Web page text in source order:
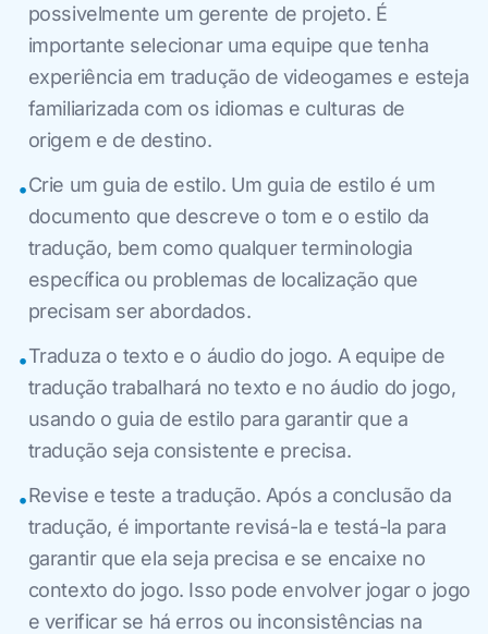
possivelmente um gerente de projeto. É
importante selecionar uma equipe que tenha
experiência em tradução de videogames e esteja
familiarizada com os idiomas e culturas de
origem e de destino.
•Crie um guia de estilo. Um guia de estilo é um
documento que descreve o tom e o estilo da
tradução, bem como qualquer terminologia
específica ou problemas de localização que
precisam ser abordados.
•Traduza o texto e o áudio do jogo. A equipe de
tradução trabalhará no texto e no áudio do jogo,
usando o guia de estilo para garantir que a
tradução seja consistente e precisa.
•Revise e teste a tradução. Após a conclusão da
tradução, é importante revisá-la e testá-la para
garantir que ela seja precisa e se encaixe no
contexto do jogo. Isso pode envolver jogar o jogo
e verificar se há erros ou inconsistências na